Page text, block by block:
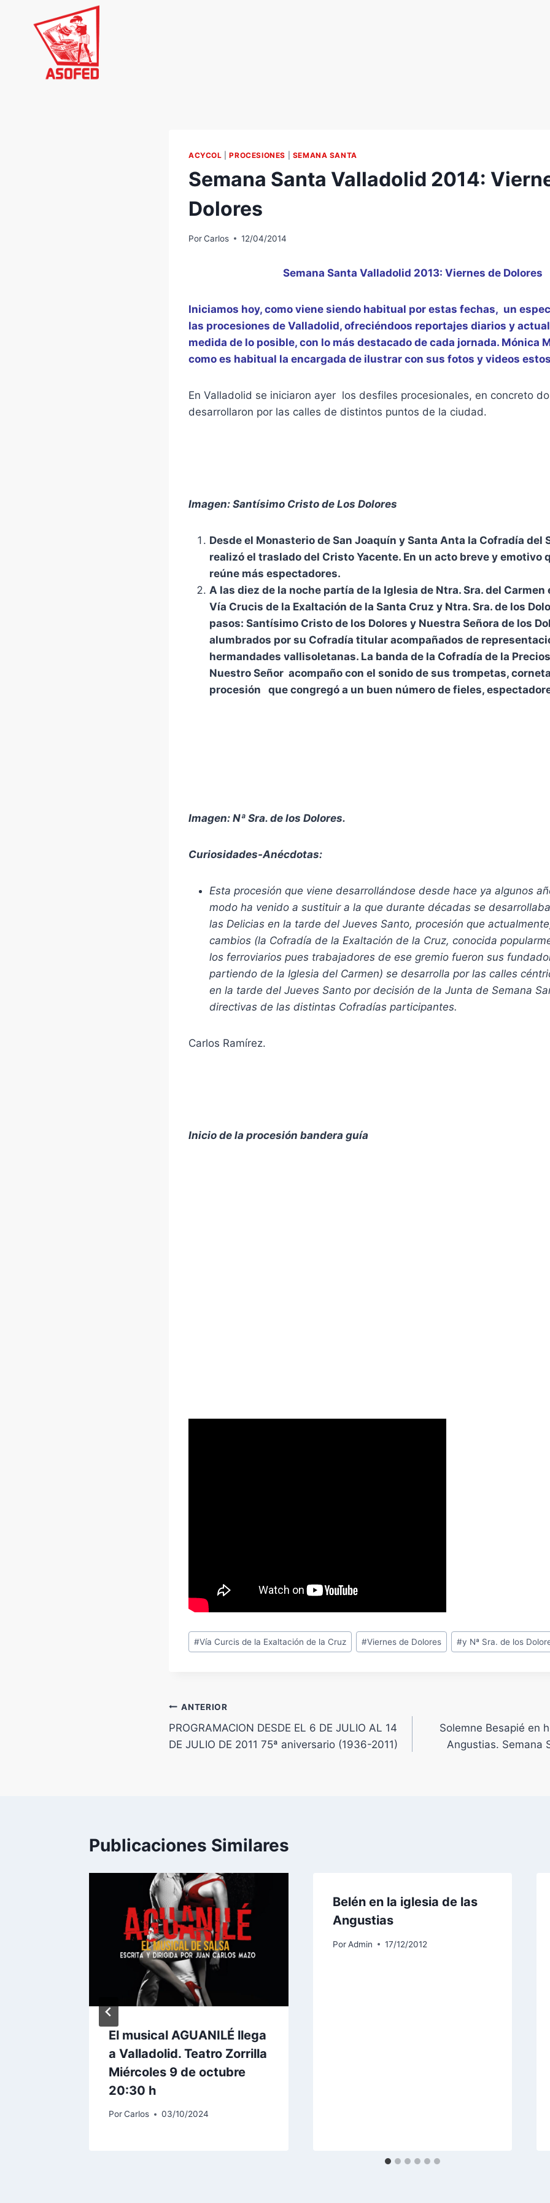
contenido
ACYCOL |PROCESIONES SEMANA SANTA
Semana Santa Valladolid 2014:
Dolores
PorCarlos 12/04/2014
Semana Santa Valladolid 2013: Viernes de Dolores
Iniciamos hoy, como viene siendo habitual por estas fechas, un
las procesiones de Valladolid, ofreciéndoos reportajes diarios y
medida de lo posible, con lo más destacado de cada jornada. Mónica
como es habitual la encargada de ilustrar con sus fotos y videos
En Valladolid se iniciaron ayer los desfiles procesionales, en concreto
desarrollaron por las calles de distintos puntos de la ciudad.
Imagen: Santísimo Cristo de Los Dolores
Desde el Monasterio de San Joaquín y Santa Anta la Cofradía del
realizó el traslado del Cristo Yacente. En un acto breve y emotivo
reúne más espectadores.
A las diez de la noche partía de la Iglesia de Ntra. Sra. del Carmen
Vía Crucis de la Exaltación de la Santa Cruz y Ntra. Sra. de los
pasos: Santísimo Cristo de los Dolores y Nuestra Señora de los
alumbrados por su Cofradía titular acompañados de
hermandades vallisoletanas. La banda de la Cofradía de la
Nuestro Señor acompaño con el sonido de sus trompetas,
procesión que congregó a un buen número de fieles,
Imagen: Nª Sra. de los Dolores.
Curiosidades-Anécdotas:
Esta procesión que viene desarrollándose desde hace ya algunos
modo ha venido a sustituir a la que durante décadas se
las Delicias en la tarde del Jueves Santo, procesión que
cambios (la Cofradía de la Exaltación de la Cruz, conocida
los ferroviarios pues trabajadores de ese gremio fueron sus
partiendo de la Iglesia del Carmen) se desarrolla por las calles
en la tarde del Jueves Santo por decisión de la Junta de Semana
directivas de las distintas Cofradías participantes.
Carlos Ramírez.
Inicio de la procesión bandera guía
Etiquetas
de
#Vía Curcis de la Exaltación de la Cruz #Viernes de Dolores #y Nª Sra. de los
Navegación
de
ANTERIOR
PROGRAMACION DESDE EL 6 DE JULIO AL 14
DE JULIO DE 2011 75ª aniversario (1936-2011)
Solemne Besapié en
Angustias. Semana
Publicaciones Similares
El musical AGUANILÉ llega
a Valladolid. Teatro Zorrilla
Miércoles 9 de octubre
20:30 h
PorCarlos 03/10/2024
Belén en la iglesia de las
Angustias
Por Admin 17/12/2012